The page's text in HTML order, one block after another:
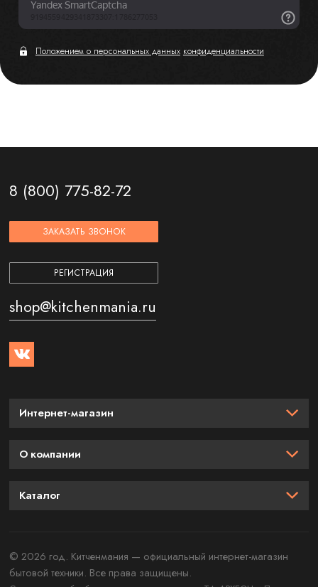
Положением о персональных данных конфиденциальности
8 (800) 775-82-72
ЗАКАЗАТЬ ЗВОНОК
РЕГИСТРАЦИЯ
shop@kitchenmania.ru
Интернет-магазин
О компании
Каталог
© 2026 год. Китченмания — официальный интернет-магазин
бытовой техники. Все права защищены.